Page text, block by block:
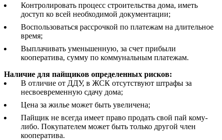
Контролировать процесс строительства дома, иметь
доступ ко всей необходимой документации;
Воспользоваться рассрочкой по платежам на длительное
время;
Выплачивать уменьшенную, за счет прибыли
кооператива, сумму по коммунальным платежам.
Наличие для пайщиков определенных рисков:
В отличие от ДДУ, в ЖСК отсутствуют штрафы за
несвоевременную сдачу дома;
Цена за жилье может быть увеличена;
Пайщик не всегда имеет право продать свой пай кому-
либо. Покупателем может быть только другой член
кооператива.